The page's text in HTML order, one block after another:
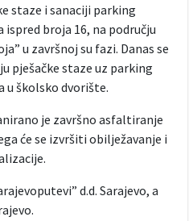
staze i sanaciji parking
broja 16, na području
u završnoj su fazi. Danas se
pješačke staze uz parking
u školsko dvorište.
je završno asfaltiranje
će se izvršiti obilježavanje i
d.d. Sarajevo, a